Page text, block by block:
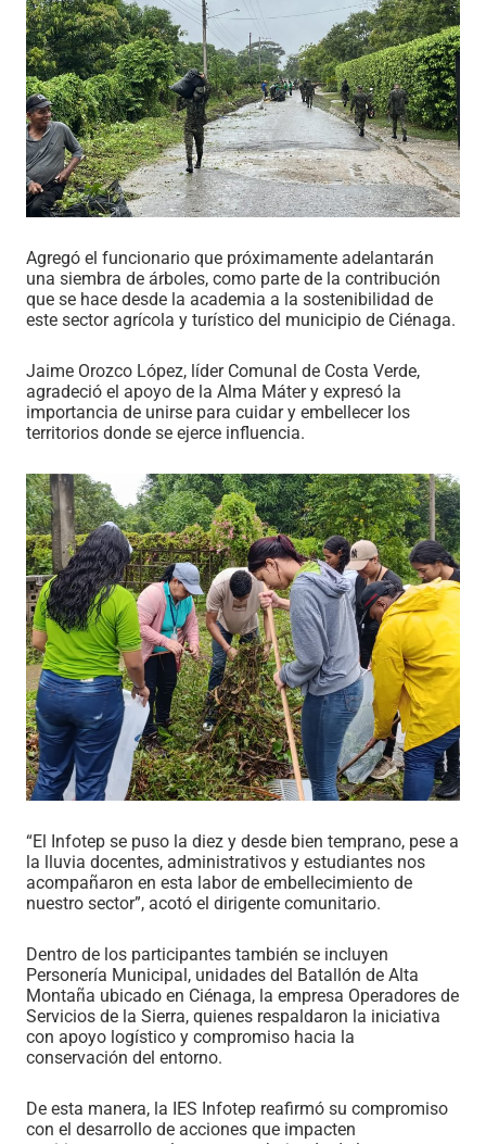
Agregó el funcionario que próximamente adelantarán
una siembra de árboles, como parte de la contribución
que se hace desde la academia a la sostenibilidad de
este sector agrícola y turístico del municipio de Ciénaga.
Jaime Orozco López, líder Comunal de Costa Verde,
agradeció el apoyo de la Alma Máter y expresó la
importancia de unirse para cuidar y embellecer los
territorios donde se ejerce influencia.
“El Infotep se puso la diez y desde bien temprano, pese a
la lluvia docentes, administrativos y estudiantes nos
acompañaron en esta labor de embellecimiento de
nuestro sector”, acotó el dirigente comunitario.
Dentro de los participantes también se incluyen
Personería Municipal, unidades del Batallón de Alta
Montaña ubicado en Ciénaga, la empresa Operadores de
Servicios de la Sierra, quienes respaldaron la iniciativa
con apoyo logístico y compromiso hacia la
conservación del entorno.
De esta manera, la IES Infotep reafirmó su compromiso
con el desarrollo de acciones que impacten